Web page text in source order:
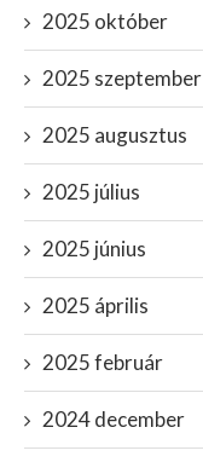
2025 október
2025 szeptember
2025 augusztus
2025 július
2025 június
2025 április
2025 február
2024 december